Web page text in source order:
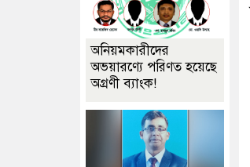
অনিয়মকারীদের
অভয়ারণ্যে পরিণত হয়েছে
অগ্রণী ব্যাংক!